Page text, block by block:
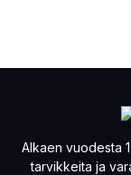
Alkaen vuodesta
tarvikkeita ja